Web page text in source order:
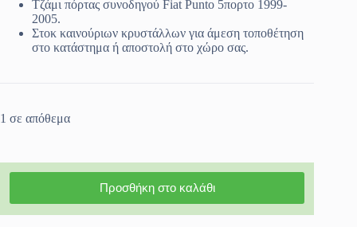
Τζάμι πόρτας συνοδηγού Fiat Punto 5πορτο 1999-
2005.
Στοκ καινούριων κρυστάλλων για άμεση τοποθέτηση
στο κατάστημα ή αποστολή στο χώρο σας.
1 σε απόθεμα
Προσθήκη στο καλάθι